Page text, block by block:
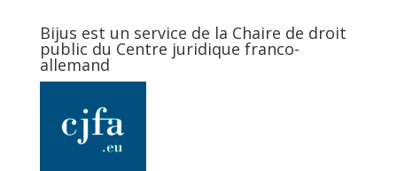
Bijus est un service de la Chaire de droit
public du Centre juridique franco-
allemand